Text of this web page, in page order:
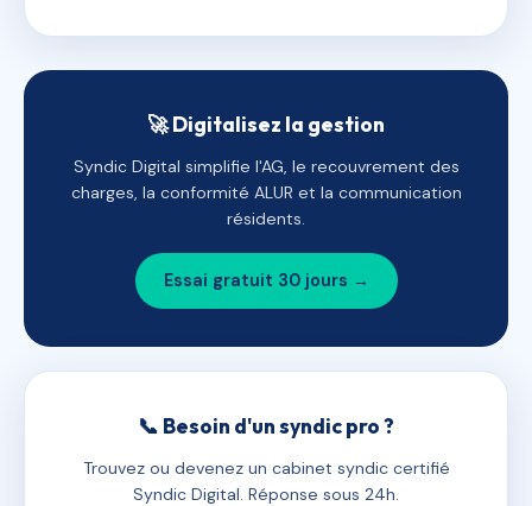
🚀 Digitalisez la gestion
Syndic Digital simplifie l'AG, le recouvrement des
charges, la conformité ALUR et la communication
résidents.
Essai gratuit 30 jours →
📞 Besoin d'un syndic pro ?
Trouvez ou devenez un cabinet syndic certifié
Syndic Digital. Réponse sous 24h.